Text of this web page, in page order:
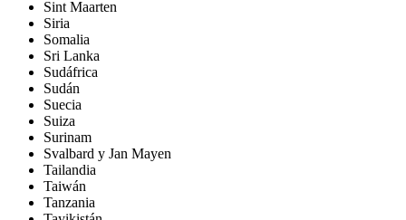
Sint Maarten
Siria
Somalia
Sri Lanka
Sudáfrica
Sudán
Suecia
Suiza
Surinam
Svalbard y Jan Mayen
Tailandia
Taiwán
Tanzania